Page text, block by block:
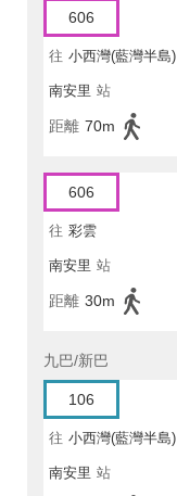
606
往 小西灣(藍灣半島)
南安里 站
距離 70m
606
往 彩雲
南安里 站
距離 30m
九巴/新巴
106
往 小西灣(藍灣半島)
南安里 站